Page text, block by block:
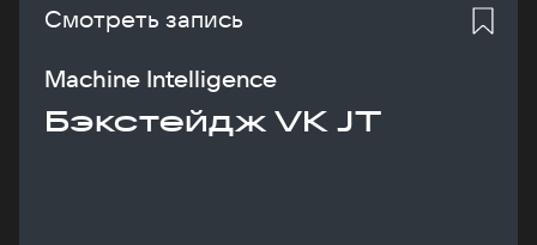
Смотреть запись
Machine Intelligence
Бэкстейдж VK JT